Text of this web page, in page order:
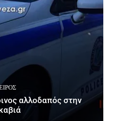
αλλοδαπός στην